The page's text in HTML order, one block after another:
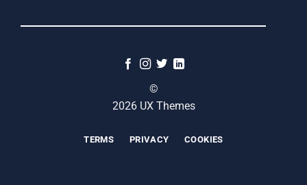
©
2026 UX Themes
TERMS PRIVACY COOKIES